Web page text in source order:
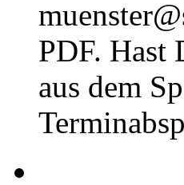
PDF. Hast
aus dem